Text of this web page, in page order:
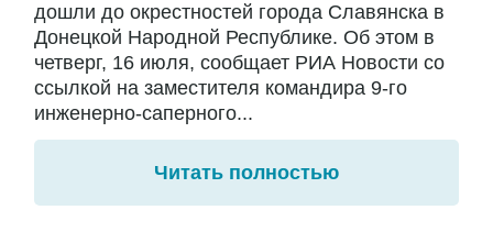
дошли до окрестностей города Славянска в
Донецкой Народной Республике. Об этом в
четверг, 16 июля, сообщает РИА Новости со
ссылкой на заместителя командира 9-го
инженерно-саперного...
Читать полностью